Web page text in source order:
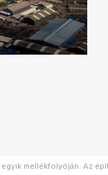
mellékfolyóján. Az